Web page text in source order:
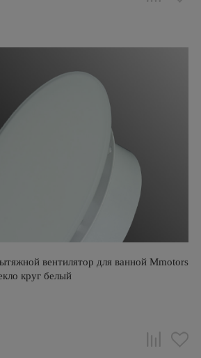
вентилятор для ванной Mmotors
круг белый